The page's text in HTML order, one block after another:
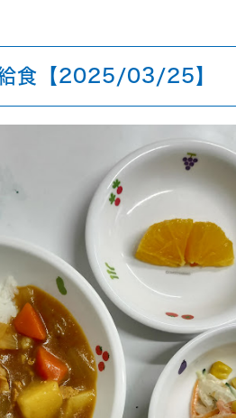
食【2025/03/25】